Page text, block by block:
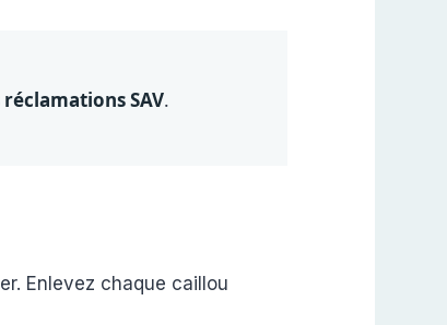
réclamations SAV.
Enlevez chaque caillou